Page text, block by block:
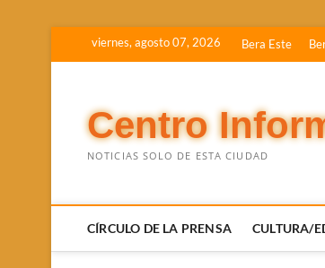
viernes, agosto 07, 2026 Bera Este
Centro
NOTICIAS SOLO DE ESTA CIUDAD
CÍRCULO DE LA PRENSA CULTURA/